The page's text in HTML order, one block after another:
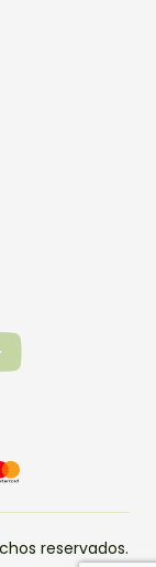
reservados.